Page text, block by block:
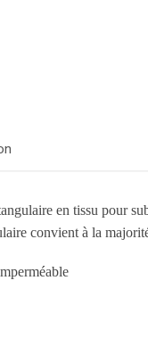
en tissu pour
convient à la